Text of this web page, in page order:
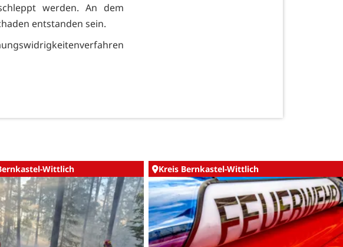
werden. An dem
entstanden sein.
Wittlich Kreis Bernkastel-Wittlich